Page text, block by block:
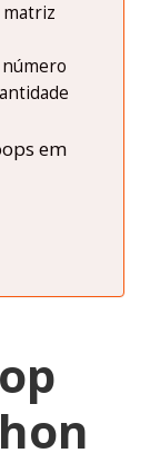
matriz
em